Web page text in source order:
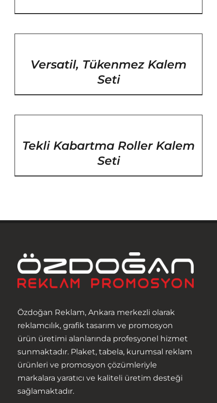
Versatil, Tükenmez Kalem
Seti
Tekli Kabartma Roller Kalem
Seti
Özdoğan Reklam, Ankara merkezli olarak
reklamcılık, grafik tasarım ve promosyon
ürün üretimi alanlarında profesyonel hizmet
sunmaktadır. Plaket, tabela, kurumsal reklam
ürünleri ve promosyon çözümleriyle
markalara yaratıcı ve kaliteli üretim desteği
sağlamaktadır.
Ürünler
Hizmetler
İletişim